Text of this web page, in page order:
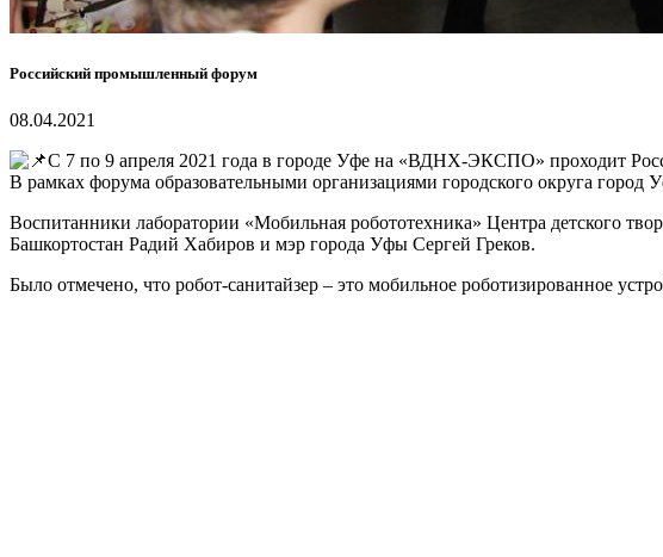
Российский промышленный форум
08.04.2021
С 7 по 9 апреля 2021 года в городе Уфе на «ВДНХ-ЭКСПО» проходит
В рамках форума образовательными организациями городского округа
Воспитанники лаборатории «Мобильная робототехника» Центра детского
Башкортостан Радий Хабиров и мэр города Уфы Сергей Греков.
Было отмечено, что робот-санитайзер – это мобильное роботизированное